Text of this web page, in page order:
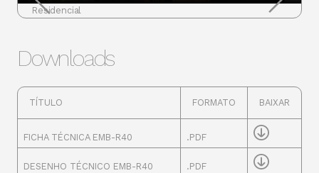
Residencial
Downloads
TÍTULO FORMATO BAIXAR
FICHA TÉCNICA EMB-R40 .PDF
DESENHO TÉCNICO EMB-R40 .PDF